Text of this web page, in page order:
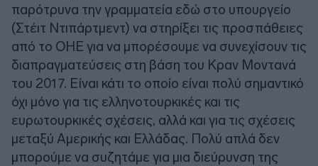
παρότρυνα την γραμματεία εδώ στο υπουργείο
(Στέιτ Ντιπάρτμεντ) να στηρίξει τις προσπάθειες
από το ΟΗΕ για να μπορέσουμε να συνεχίσουν τις
διαπραγματεύσεις στη βάση του Κραν Μοντανά
του 2017. Είναι κάτι το οποίο είναι πολύ σημαντικό
όχι μόνο για τις ελληνοτουρκικές και τις
ευρωτουρκικές σχέσεις, αλλά και για τις σχέσεις
μεταξύ Αμερικής και Ελλάδας. Πολύ απλά δεν
μπορούμε να συζητάμε για μια διεύρυνση της